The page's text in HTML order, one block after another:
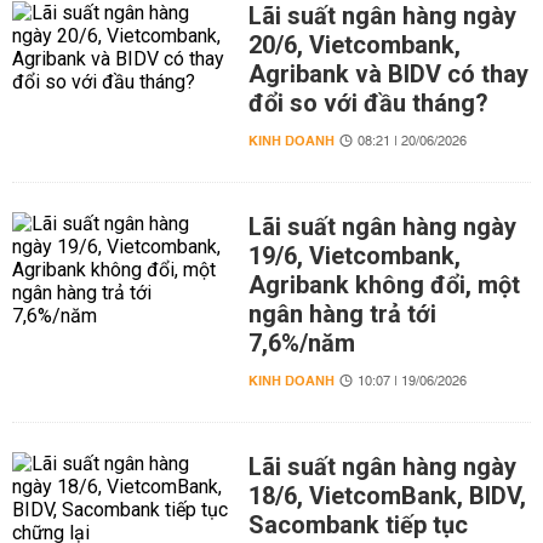
Lãi suất ngân hàng ngày
20/6, Vietcombank,
Agribank và BIDV có thay
đổi so với đầu tháng?
KINH DOANH 08:21 | 20/06/2026
Lãi suất ngân hàng ngày
19/6, Vietcombank,
Agribank không đổi, một
ngân hàng trả tới
7,6%/năm
KINH DOANH 10:07 | 19/06/2026
Lãi suất ngân hàng ngày
18/6, VietcomBank, BIDV,
Sacombank tiếp tục